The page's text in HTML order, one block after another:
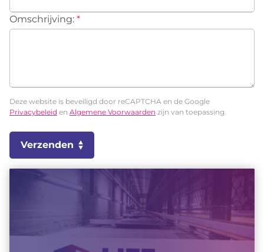
Omschrijving: *
Deze website is beveiligd door reCAPTCHA en de Google
Privacybeleid en Algemene Voorwaarden zijn van toepassing.
Verzenden